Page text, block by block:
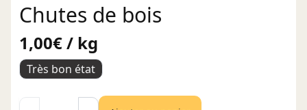
Chutes de bois
1,00€ / kg
Très bon état